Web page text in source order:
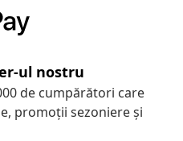
ul nostru
de cumpărători care
promoții sezoniere și